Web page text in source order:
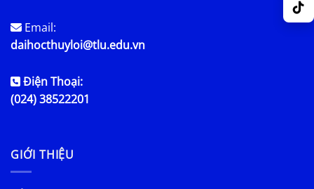
Email:
daihocthuyloi@tlu.edu.vn
Điện Thoại:
(024) 38522201
GIỚI THIỆU